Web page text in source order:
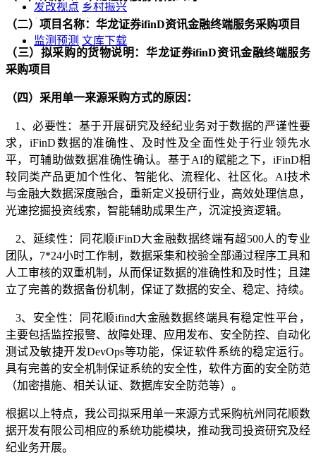
发改视点 乡村振兴
投资分析 发展规划
监测预测 文库下载
（二）项目名称： 华龙证券ifinD资讯金融终端服务采购项目
（三）拟采购的货物说明： 华龙证券ifinD资讯金融终端服务
采购项目
（四）采用单一来源采购方式的原因：
1、必要性：基于开展研究及经纪业务对于数据的严谨性要
求，iFinD数据的准确性、及时性及全面性处于行业领先水
平，可辅助做数据准确性确认。基于AI的赋能之下，iFinD相
较同类产品更加个性化、智能化、流程化、社区化。AI技术
与金融大数据深度融合，重新定义投研行业，高效处理信息，
光速挖掘投资线索，智能辅助成果生产，沉淀投资逻辑。
2、延续性：同花顺iFinD大金融数据终端有超500人的专业
团队，7*24小时工作制，数据采集和校验全部通过程序工具和
人工审核的双重机制，从而保证数据的准确性和及时性；且建
立了完善的数据备份机制，保证了数据的安全、稳定、持续。
3、安全性： 同花顺ifind大金融数据终端具有稳定性平台 ，
主要包括监控报警、故障处理、应用发布、安全防控、自动化
测试及敏捷开发DevOps等功能，保证软件系统的稳定运行。
具有完善的安全机制保证系统的安全性，软件方面的安全防范
（加密措施、相关认证、数据库安全防范等）。
根据以上特点，我公司拟采用单一来源方式采购杭州同花顺数
据开发有限公司相应的系统功能模块，推动我司投资研究及经
纪业务开展。